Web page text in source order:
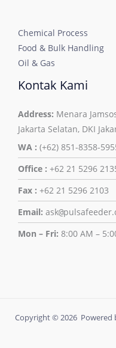
Chemical Process
Food & Bulk Handling
Oil & Gas
Kontak Kami
Address: Menara
Jakarta Selatan, DKI
WA : (+62) 851-8358-
Office : +62 21 5296
Fax : +62 21 5296 2103
Email: ask@
Mon – Fri: 8:00 AM –
Copyright © 2026 Powered